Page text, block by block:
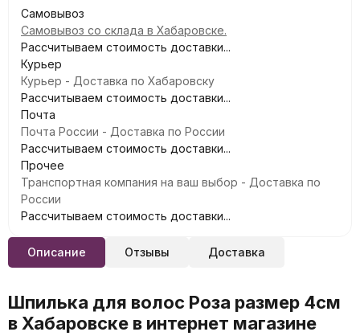
Самовывоз
Самовывоз со склада в Хабаровске.
Рассчитываем стоимость доставки...
Курьер
Курьер - Доставка по Хабаровску
Рассчитываем стоимость доставки...
Почта
Почта России - Доставка по России
Рассчитываем стоимость доставки...
Прочее
Транспортная компания на ваш выбор - Доставка по
России
Рассчитываем стоимость доставки...
Описание Отзывы Доставка
Шпилька для волос Роза размер 4см
в Хабаровске в интернет магазине